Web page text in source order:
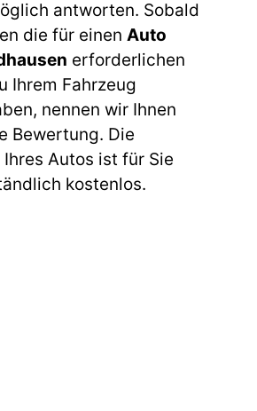
antworten. Sobald
die für einen Auto
erforderlichen
Ihrem Fahrzeug
nennen wir Ihnen
Bewertung. Die
Autos ist für Sie
kostenlos.